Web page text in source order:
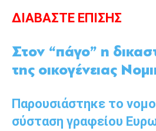
ΔΙΑΒΑΣΤΕ ΕΠΙΣΗΣ
Στον “πάγο” η
της οικογένειας
Παρουσιάστηκε το
σύσταση γραφείου